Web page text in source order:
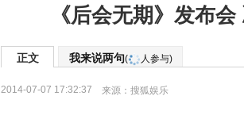
《后会无期》发布
正文 我来说两句( 人参与)
2014-07-07 17:32:37 来源： 搜狐娱乐